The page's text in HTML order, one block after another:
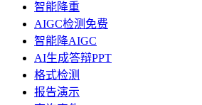
智能降重
AIGC检测 免费
智能降AIGC
AI生成答辩PPT
格式检测
报告演示